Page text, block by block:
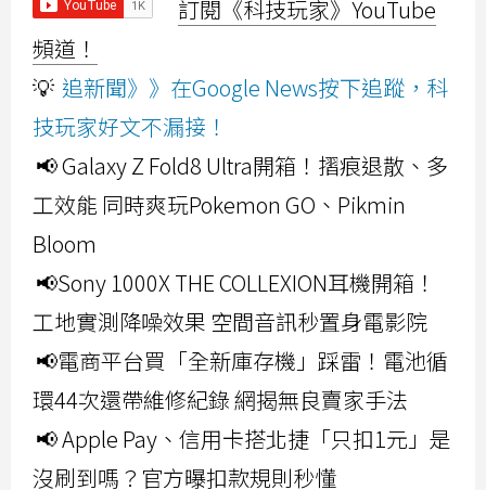
訂閱《科技玩家》YouTube
頻道！
💡 追新聞》》在Google News按下追蹤，科
技玩家好文不漏接！
📢 Galaxy Z Fold8 Ultra開箱！摺痕退散、多
工效能 同時爽玩Pokemon GO、Pikmin
Bloom
📢Sony 1000X THE COLLEXION耳機開箱！
工地實測降噪效果 空間音訊秒置身電影院
📢電商平台買「全新庫存機」踩雷！電池循
環44次還帶維修紀錄 網揭無良賣家手法
📢 Apple Pay、信用卡搭北捷「只扣1元」是
沒刷到嗎？官方曝扣款規則秒懂